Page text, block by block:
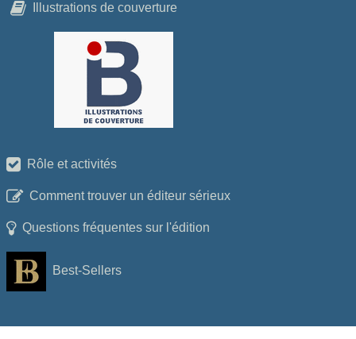
Illustrations de couverture
Rôle et activités
Comment trouver un éditeur sérieux
Questions fréquentes sur l'édition
Best-Sellers